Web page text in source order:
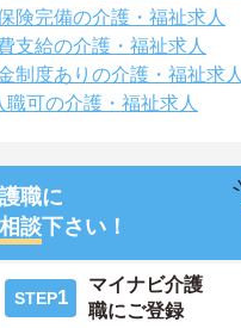
険完備の介護・福祉求人
支給の介護・福祉求人
制度ありの介護・福祉求人
可の介護・福祉求人
職に
談下さい！
STEP1
マイナビ介護
職にご登録